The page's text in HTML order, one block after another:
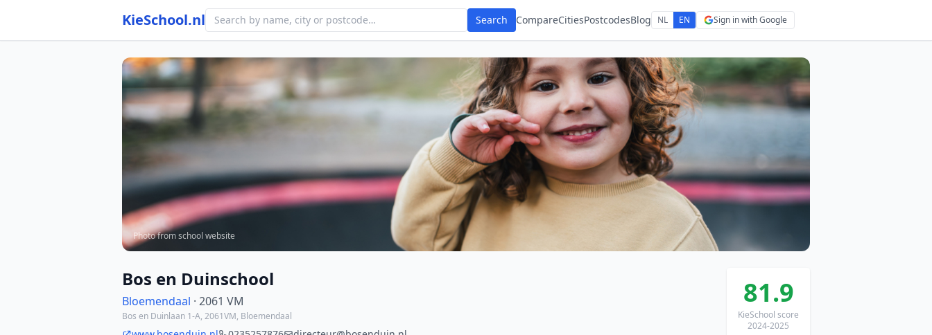
KieSchool.nl Search CompareCitiesPostcodesBlog NL EN Sign in with Google
Photo from school website
Bos en Duinschool
Bloemendaal · 2061 VM
Bos en Duinlaan 1-A, 2061VM, Bloemendaal
81.9
KieSchool score
2024-2025